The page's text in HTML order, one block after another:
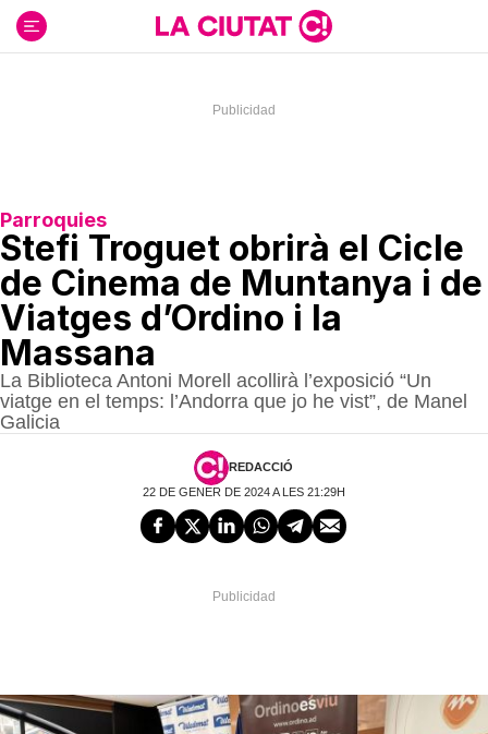
contenido
Parroquies
Stefi Troguet obrirà el Cicle
de Cinema de Muntanya i de
Viatges d’Ordino i la
Massana
La Biblioteca Antoni Morell acollirà l’exposició “Un
viatge en el temps: l’Andorra que jo he vist”, de Manel
Galicia
REDACCIÓ
22 DE GENER DE 2024 A LES 21:29H